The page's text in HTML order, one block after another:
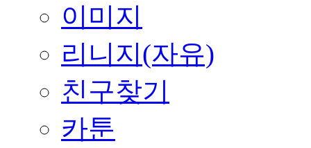
이미지
리니지(자유)
친구찾기
카툰